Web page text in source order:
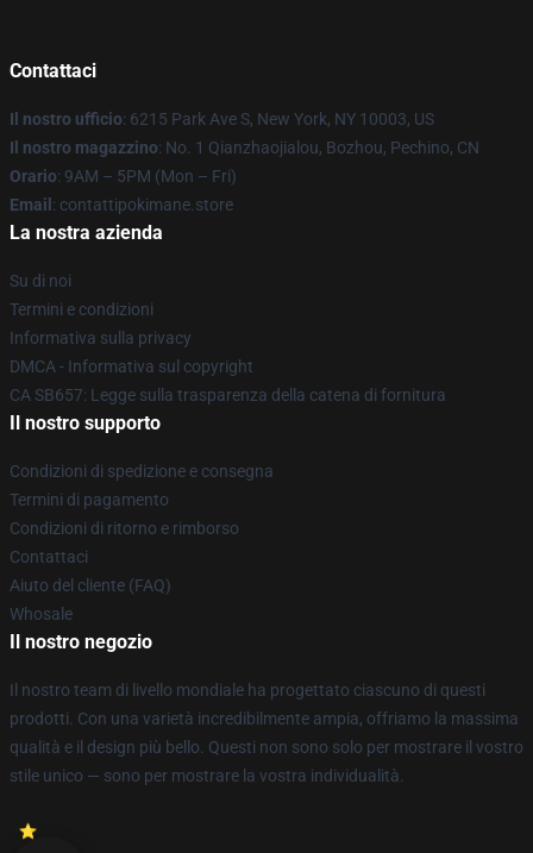
Contattaci
Il nostro ufficio: 6215 Park Ave S, New York, NY 10003, US
Il nostro magazzino: No. 1 Qianzhaojialou, Bozhou, Pechino, CN
Orario: 9AM – 5PM (Mon – Fri)
Email : contattipokimane.store
La nostra azienda
Su di noi
Termini e condizioni
Informativa sulla privacy
DMCA - Informativa sul copyright
CA SB657: Legge sulla trasparenza della catena di fornitura
Il nostro supporto
Condizioni di spedizione e consegna
Termini di pagamento
Condizioni di ritorno e rimborso
Contattaci
Aiuto del cliente (FAQ)
Whosale
Il nostro negozio
Il nostro team di livello mondiale ha progettato ciascuno di questi
prodotti. Con una varietà incredibilmente ampia, offriamo la massima
qualità e il design più bello. Questi non sono solo per mostrare il vostro
stile unico — sono per mostrare la vostra individualità.